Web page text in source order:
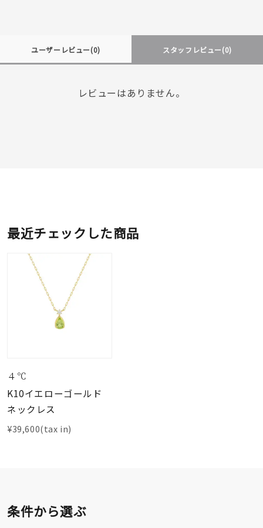
ユーザーレビュー(0) スタッフレビュー(0)
レビューはありません。
最近チェックした商品
４℃
K10イエローゴールド
ネックレス
¥39,600(tax in)
条件から選ぶ